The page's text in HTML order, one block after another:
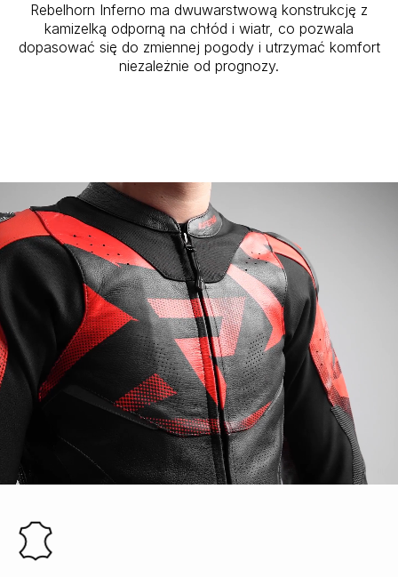
Rebelhorn Inferno ma dwuwarstwową konstrukcję z
kamizelką odporną na chłód i wiatr, co pozwala
dopasować się do zmiennej pogody i utrzymać komfort
niezależnie od prognozy.